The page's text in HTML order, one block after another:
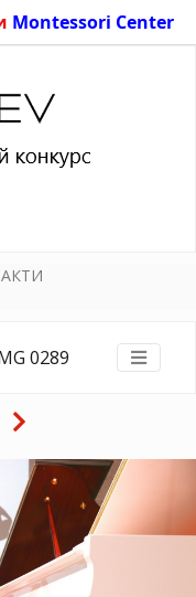
Montessori Center
0289